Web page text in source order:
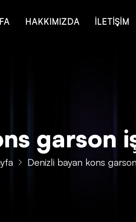
is deprecated in/home/
HAKKIMIZDA İLETİŞİM
garson
Denizli bayan kons